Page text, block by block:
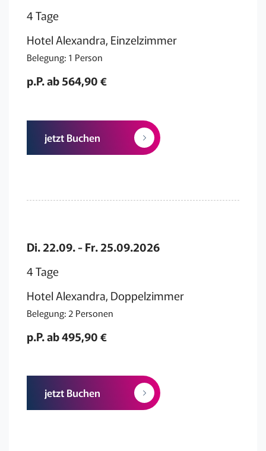
4 Tage
Hotel Alexandra, Einzelzimmer
Belegung: 1 Person
p.P. ab 564,90 €
jetzt Buchen
Di. 22.09. - Fr. 25.09.2026
4 Tage
Hotel Alexandra, Doppelzimmer
Belegung: 2 Personen
p.P. ab 495,90 €
jetzt Buchen